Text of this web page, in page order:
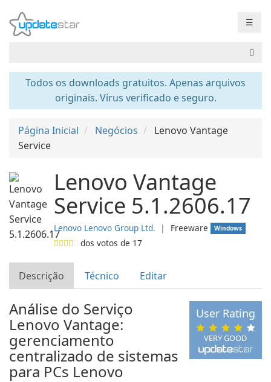
☰
Todos os downloads gratuitos. Apenas arquivos
originais. Vírus verificado e seguro.
Página Inicial Negócios
Lenovo Vantage
Service
Lenovo Vantage
Service 5.1.2606.17
Lenovo Lenovo Group Ltd. ❘ Freeware Windows
dos votos de 17
Descrição Técnico Editar
VERY GOOD
User Rating
Análise do Serviço
Lenovo Vantage:
gerenciamento
centralizado de sistemas
para PCs Lenovo